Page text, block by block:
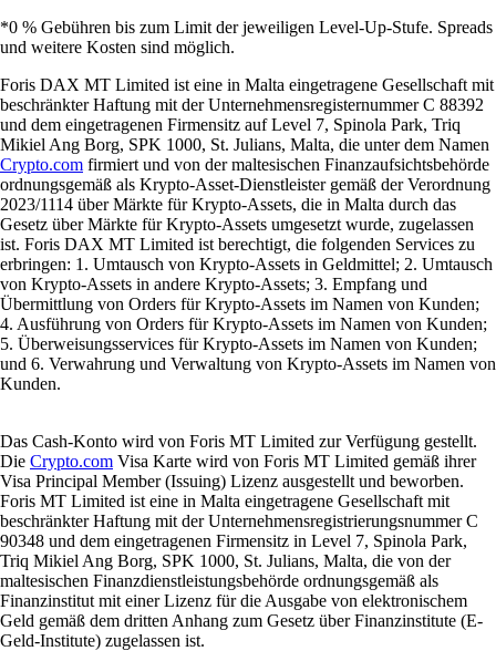
*0 % Gebühren bis zum Limit der jeweiligen Level-Up-Stufe. Spreads
und weitere Kosten sind möglich.
Foris DAX MT Limited ist eine in Malta eingetragene Gesellschaft mit
beschränkter Haftung mit der Unternehmensregisternummer C 88392
und dem eingetragenen Firmensitz auf Level 7, Spinola Park, Triq
Mikiel Ang Borg, SPK 1000, St. Julians, Malta, die unter dem Namen
Crypto.com firmiert und von der maltesischen Finanzaufsichtsbehörde
ordnungsgemäß als Krypto-Asset-Dienstleister gemäß der Verordnung
2023/1114 über Märkte für Krypto-Assets, die in Malta durch das
Gesetz über Märkte für Krypto-Assets umgesetzt wurde, zugelassen
ist. Foris DAX MT Limited ist berechtigt, die folgenden Services zu
erbringen: 1. Umtausch von Krypto-Assets in Geldmittel; 2. Umtausch
von Krypto-Assets in andere Krypto-Assets; 3. Empfang und
Übermittlung von Orders für Krypto-Assets im Namen von Kunden;
4. Ausführung von Orders für Krypto-Assets im Namen von Kunden;
5. Überweisungsservices für Krypto-Assets im Namen von Kunden;
und 6. Verwahrung und Verwaltung von Krypto-Assets im Namen von
Kunden.
Das Cash-Konto wird von Foris MT Limited zur Verfügung gestellt.
Die Crypto.com Visa Karte wird von Foris MT Limited gemäß ihrer
Visa Principal Member (Issuing) Lizenz ausgestellt und beworben.
Foris MT Limited ist eine in Malta eingetragene Gesellschaft mit
beschränkter Haftung mit der Unternehmensregistrierungsnummer C
90348 und dem eingetragenen Firmensitz in Level 7, Spinola Park,
Triq Mikiel Ang Borg, SPK 1000, St. Julians, Malta, die von der
maltesischen Finanzdienstleistungsbehörde ordnungsgemäß als
Finanzinstitut mit einer Lizenz für die Ausgabe von elektronischem
Geld gemäß dem dritten Anhang zum Gesetz über Finanzinstitute (E-
Geld-Institute) zugelassen ist.